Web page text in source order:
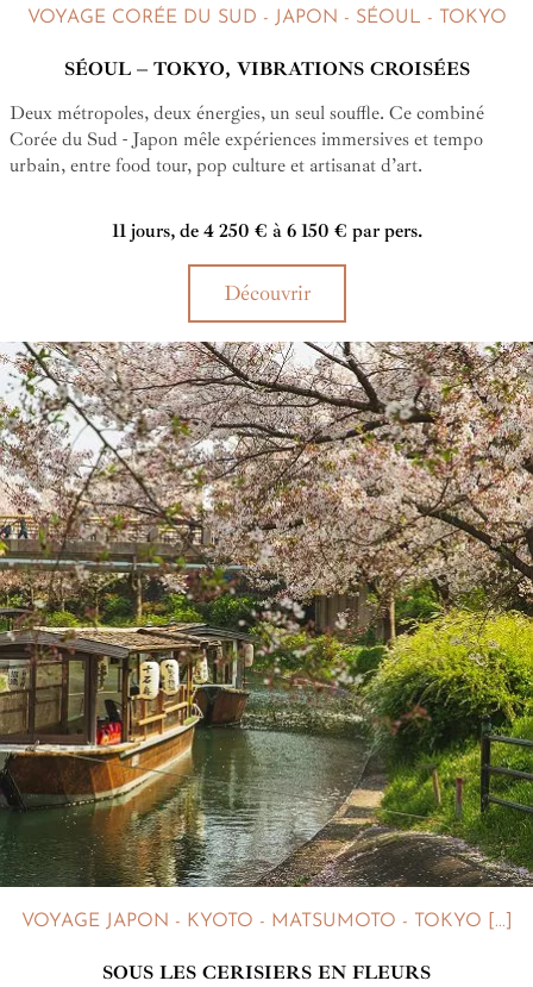
VOYAGE CORÉE DU SUD - JAPON - SÉOUL - TOKYO
SÉOUL – TOKYO, VIBRATIONS CROISÉES
Deux métropoles, deux énergies, un seul souffle. Ce combiné
Corée du Sud - Japon mêle expériences immersives et tempo
urbain, entre food tour, pop culture et artisanat d’art.
11 jours, de 4 250 € à 6 150 € par pers.
Découvrir
VOYAGE JAPON - KYOTO - MATSUMOTO - TOKYO [...]
SOUS LES CERISIERS EN FLEURS